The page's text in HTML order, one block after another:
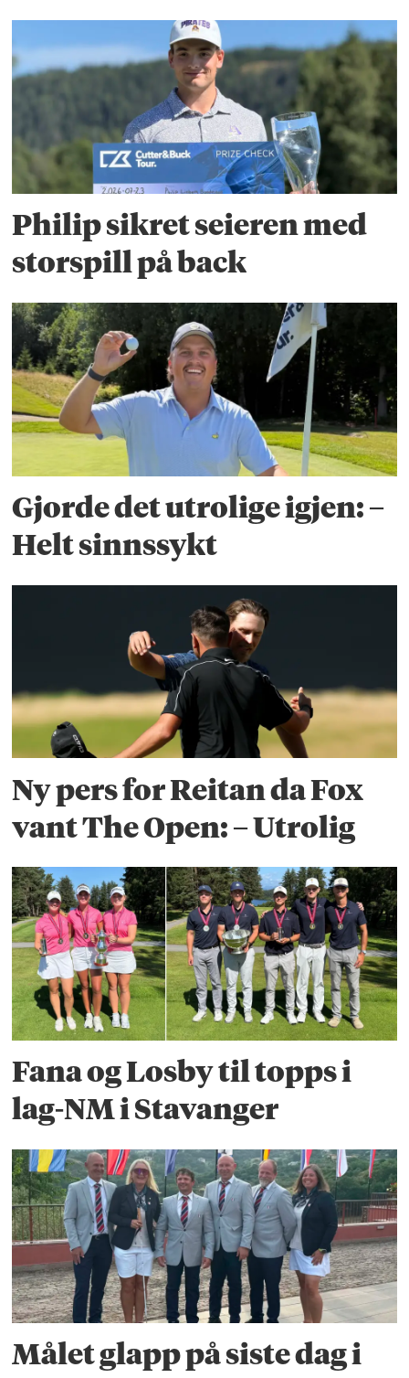
Philip sikret seieren med
storspill på back
Gjorde det utrolige igjen: –
Helt sinnssykt
Ny pers for Reitan da Fox
vant The Open: – Utrolig
Fana og Losby til topps i
lag-NM i Stavanger
Målet glapp på siste dag i